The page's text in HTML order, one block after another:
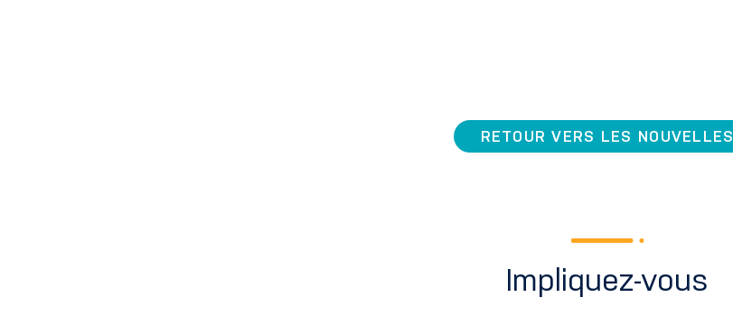
RETOUR VERS LES NOUVELLES
Impliquez-vous